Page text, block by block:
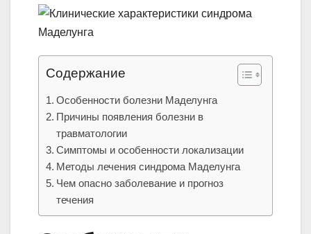
Содержание
Особенности болезни Маделунга
Причины появления болезни в
травматологии
Симптомы и особенности локализации
Методы лечения синдрома Маделунга
Чем опасно заболевание и прогноз
течения